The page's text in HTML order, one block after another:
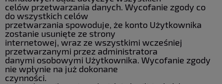
celów przetwarzania danych. Wycofanie zgody co
do wszystkich celów
przetwarzania spowoduje, że konto Użytkownika
zostanie usunięte ze strony
internetowej, wraz ze wszystkimi wcześniej
przetwarzanymi przez administratora
danymi osobowymi Użytkownika. Wycofanie zgody
nie wpłynie na już dokonane
czynności.